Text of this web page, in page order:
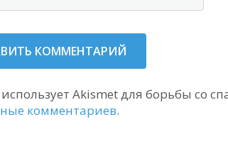
Akismet для борьбы со
комментариев.